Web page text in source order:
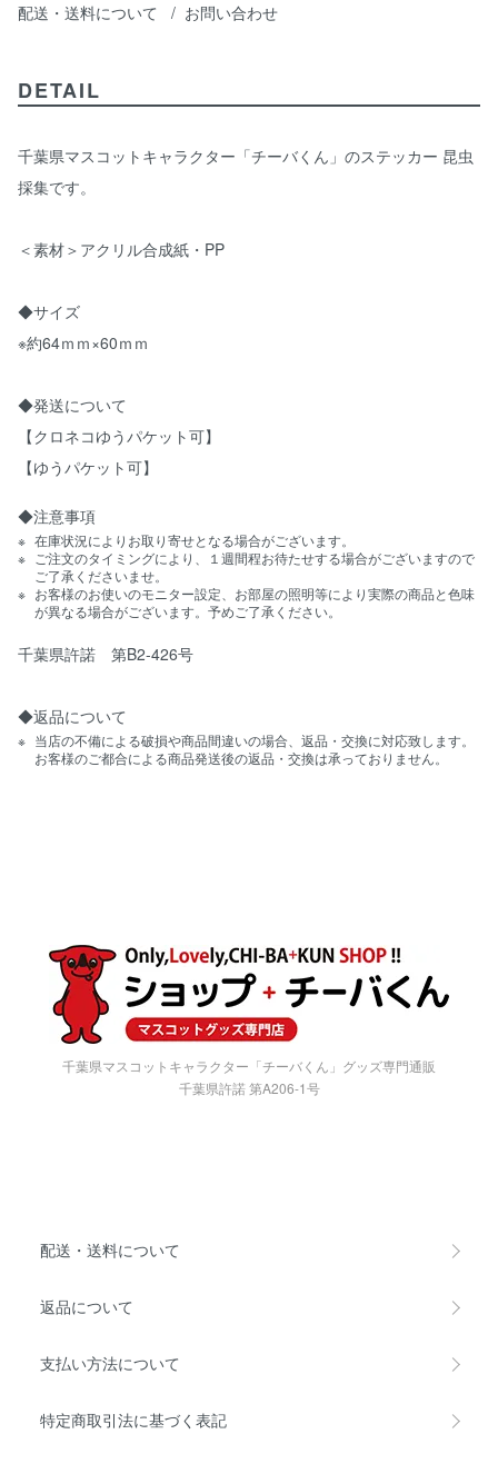
配送・送料について お問い合わせ
DETAIL
千葉県マスコットキャラクター「チーバくん」のステッカー 昆虫
採集です。
＜素材＞アクリル合成紙・PP
◆サイズ
※約64ｍｍ×60ｍｍ
◆発送について
【クロネコゆうパケット可】
【ゆうパケット可】
◆注意事項
在庫状況によりお取り寄せとなる場合がございます。
ご注文のタイミングにより、１週間程お待たせする場合がございますので
ご了承くださいませ。
お客様のお使いのモニター設定、お部屋の照明等により実際の商品と色味
が異なる場合がございます。予めご了承ください。
千葉県許諾 第B2-426号
◆返品について
当店の不備による破損や商品間違いの場合、返品・交換に対応致します。
お客様のご都合による商品発送後の返品・交換は承っておりません。
千葉県マスコットキャラクター「チーバくん」グッズ専門通販
千葉県許諾 第A206-1号
配送・送料について
返品について
支払い方法について
特定商取引法に基づく表記